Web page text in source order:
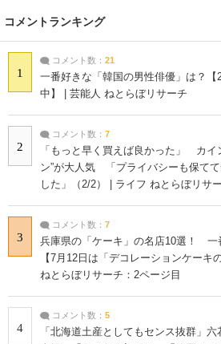
コメントランキング
1
コメント数： 21
一番好きな「韓国の男性俳優」は？【
中】 | 芸能人 ねとらぼリサーチ
2
コメント数： 7
「もっと早く買えば良かった」 カイ
ン”が大人気 「プライバシーも保て
した」（2/2） | ライフ ねとらぼリサ
3
コメント数： 7
兵庫県の「ケーキ」の名店10選！ 一
【7月12日は「デコレーションケーキ
ねとらぼリサーチ：2ページ目
4
コメント数： 5
「北海道土産としてもセンス抜群」六